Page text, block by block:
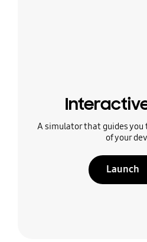
A simulator that guides
of your
Launch